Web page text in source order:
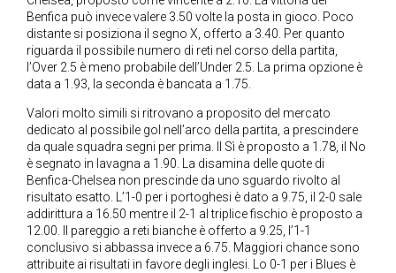
Benfica può invece valere 3.50 volte la posta in gioco. Poco
distante si posiziona il segno X, offerto a 3.40. Per quanto
riguarda il possibile numero di reti nel corso della partita,
l’Over 2.5 è meno probabile dell’Under 2.5. La prima opzione è
data a 1.93, la seconda è bancata a 1.75.
Valori molto simili si ritrovano a proposito del mercato
dedicato al possibile gol nell’arco della partita, a prescindere
da quale squadra segni per prima. Il Sì è proposto a 1.78, il No
è segnato in lavagna a 1.90. La disamina delle quote di
Benfica-Chelsea non prescinde da uno sguardo rivolto al
risultato esatto. L’1-0 per i portoghesi è dato a 9.75, il 2-0 sale
addirittura a 16.50 mentre il 2-1 al triplice fischio è proposto a
12.00. Il pareggio a reti bianche è offerto a 9.25, l’1-1
conclusivo si abbassa invece a 6.75. Maggiori chance sono
attribuite ai risultati in favore degli inglesi. Lo 0-1 per i Blues è